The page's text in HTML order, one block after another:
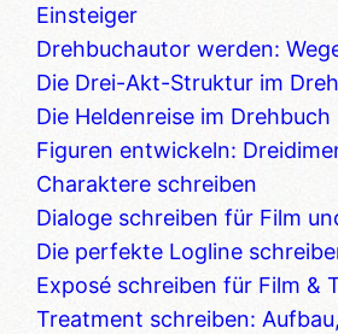
Einsteiger
Drehbuchautor werden:
Die Drei-Akt-Struktur im
Die Heldenreise im Drehbuch
Figuren entwickeln:
Charaktere schreiben
Dialoge schreiben für Film
Die perfekte Logline
Exposé schreiben für Film &
Treatment schreiben: